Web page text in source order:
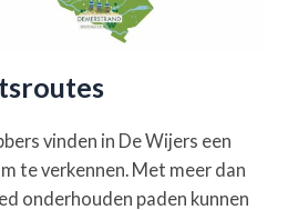
vinden in De Wijers een
te verkennen. Met meer dan
onderhouden paden kunnen